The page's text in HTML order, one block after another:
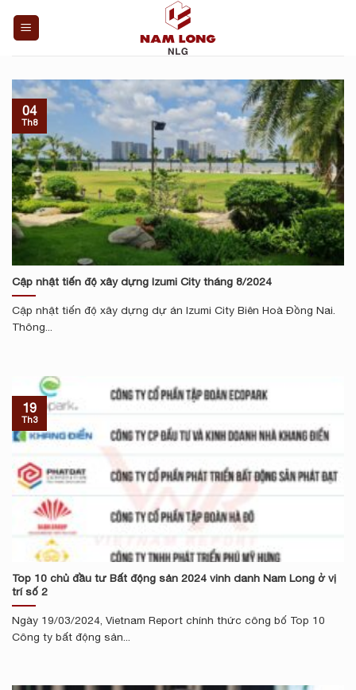
Cập nhật tiến độ xây dựng Izumi City tháng 8/2024
Cập nhật tiến độ xây dựng dự án Izumi City Biên Hoà Đồng Nai.
Thông...
04
Th8
Top 10 chủ đầu tư Bất động sản 2024 vinh danh Nam Long ở vị
trí số 2
Ngày 19/03/2024, Vietnam Report chính thức công bố Top 10
Công ty bất động sản...
19
Th3